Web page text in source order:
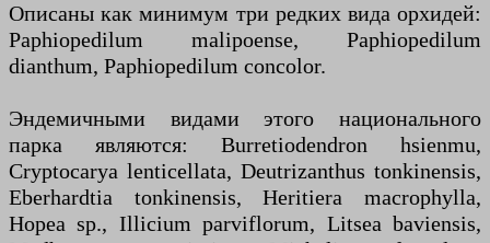
Описаны как минимум три редких вида орхидей:
Paphiopedilum malipoense, Paphiopedilum
dianthum, Paphiopedilum concolor.
Эндемичными видами этого национального
парка являются: Burretiodendron hsienmu,
Cryptocarya lenticellata, Deutrizanthus tonkinensis,
Eberhardtia tonkinensis, Heritiera macrophylla,
Hopea sp., Illicium parviflorum, Litsea baviensis,